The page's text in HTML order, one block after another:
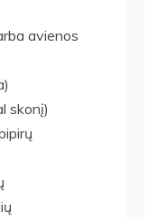
avienos
skonį)